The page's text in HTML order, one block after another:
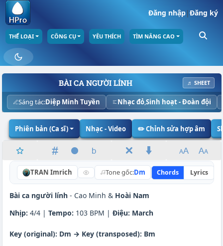
Đăng nhập|Đăng ký
THỂ LOẠI CÔNG CỤ YÊU THÍCH TÌM NÂNG CAO
BÀI CA NGƯỜI LÍNH ♬ SHEET
Sáng tác:Diệp Minh Tuyền Nhạc đỏ,Sinh hoạt - Đoàn đội
Phiên bản (Ca sĩ) Nhạc - Video ✏️ Chỉnh sửa hợp âm
TRAN Imrich Tone gốc:Dm Chords Lyrics
Bài ca người lính- Cao Minh & Hoài Nam
Nhịp: 4/4 | Tempo: 103 BPM | Điệu: March
Key (original): Dm → Key (transposed): Bm